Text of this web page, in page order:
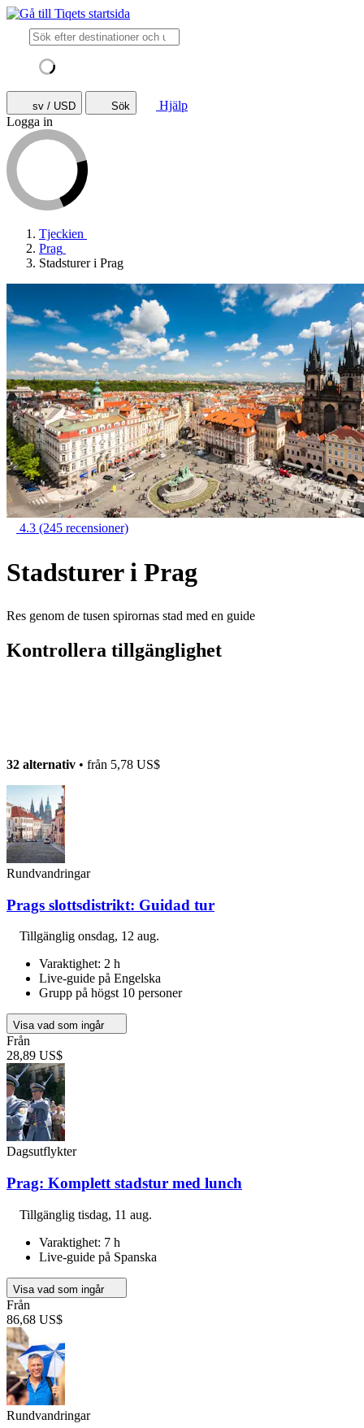
sv / USD Sök
Hjälp
Logga in
Tjeckien
Prag
Stadsturer i Prag
4.3 (245 recensioner)
Stadsturer i Prag
Res genom de tusen spirornas stad med en guide
Kontrollera tillgänglighet
32 alternativ • från 5,78 US$
Rundvandringar
Prags slottsdistrikt: Guidad tur
Tillgänglig onsdag, 12 aug.
Varaktighet: 2 h
Live-guide på Engelska
Grupp på högst 10 personer
Visa vad som ingår
Från
28,89 US$
Dagsutflykter
Prag: Komplett stadstur med lunch
Tillgänglig tisdag, 11 aug.
Varaktighet: 7 h
Live-guide på Spanska
Visa vad som ingår
Från
86,68 US$
Rundvandringar